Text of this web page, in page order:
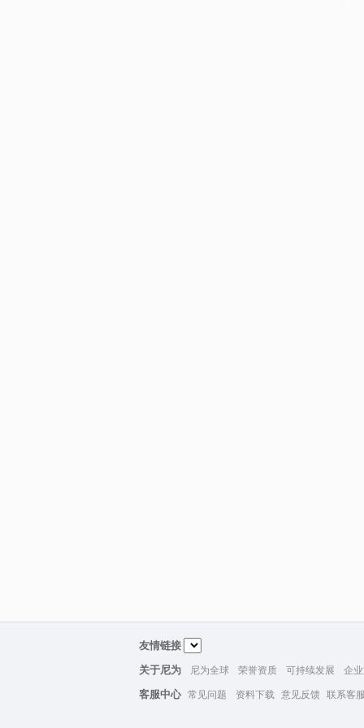
友情链接
关于尼为
尼为全球 荣誉资质 可持续发展 企
客服中心 常见问题 资料下载 意见反馈 联系客